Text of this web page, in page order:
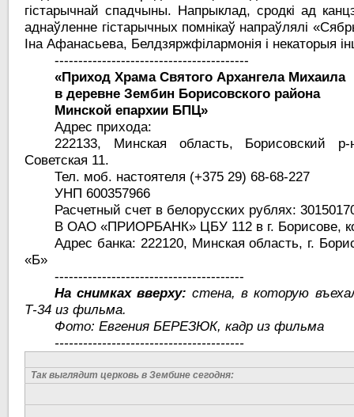
гістарычнай спадчыны. Напрыклад, сродкі ад
аднаўленне гістарычных помнікаў напраўлялі
Іна Афанасьева, Белдзяржфілармонія і некаторыя
-----------------------------------------
«Приход Храма СвятогоАрхангела Михаила
в деревне Зембин Борисовского района
Минской епархии БПЦ»
Адрес прихода:
222133, Минская область, Борисовский
Советская 11.
Тел. моб. настоятеля (+375 29) 68-68-227
УНП 600357966
Расчетный счет в белорусских рублях:
В ОАО «ПРИОРБАНК» ЦБУ 112 в г. Борисове,
Адрес банка: 222120, Минская область, г.
«Б»
----------------------------------------
На снимках вверху: стена, в которую
Т-34 из фильма.
Фото: Евгения БЕРЕЗЮК, кадр из фильма
----------------------------------------
Так выглядит церковь в Зембине сегодня: